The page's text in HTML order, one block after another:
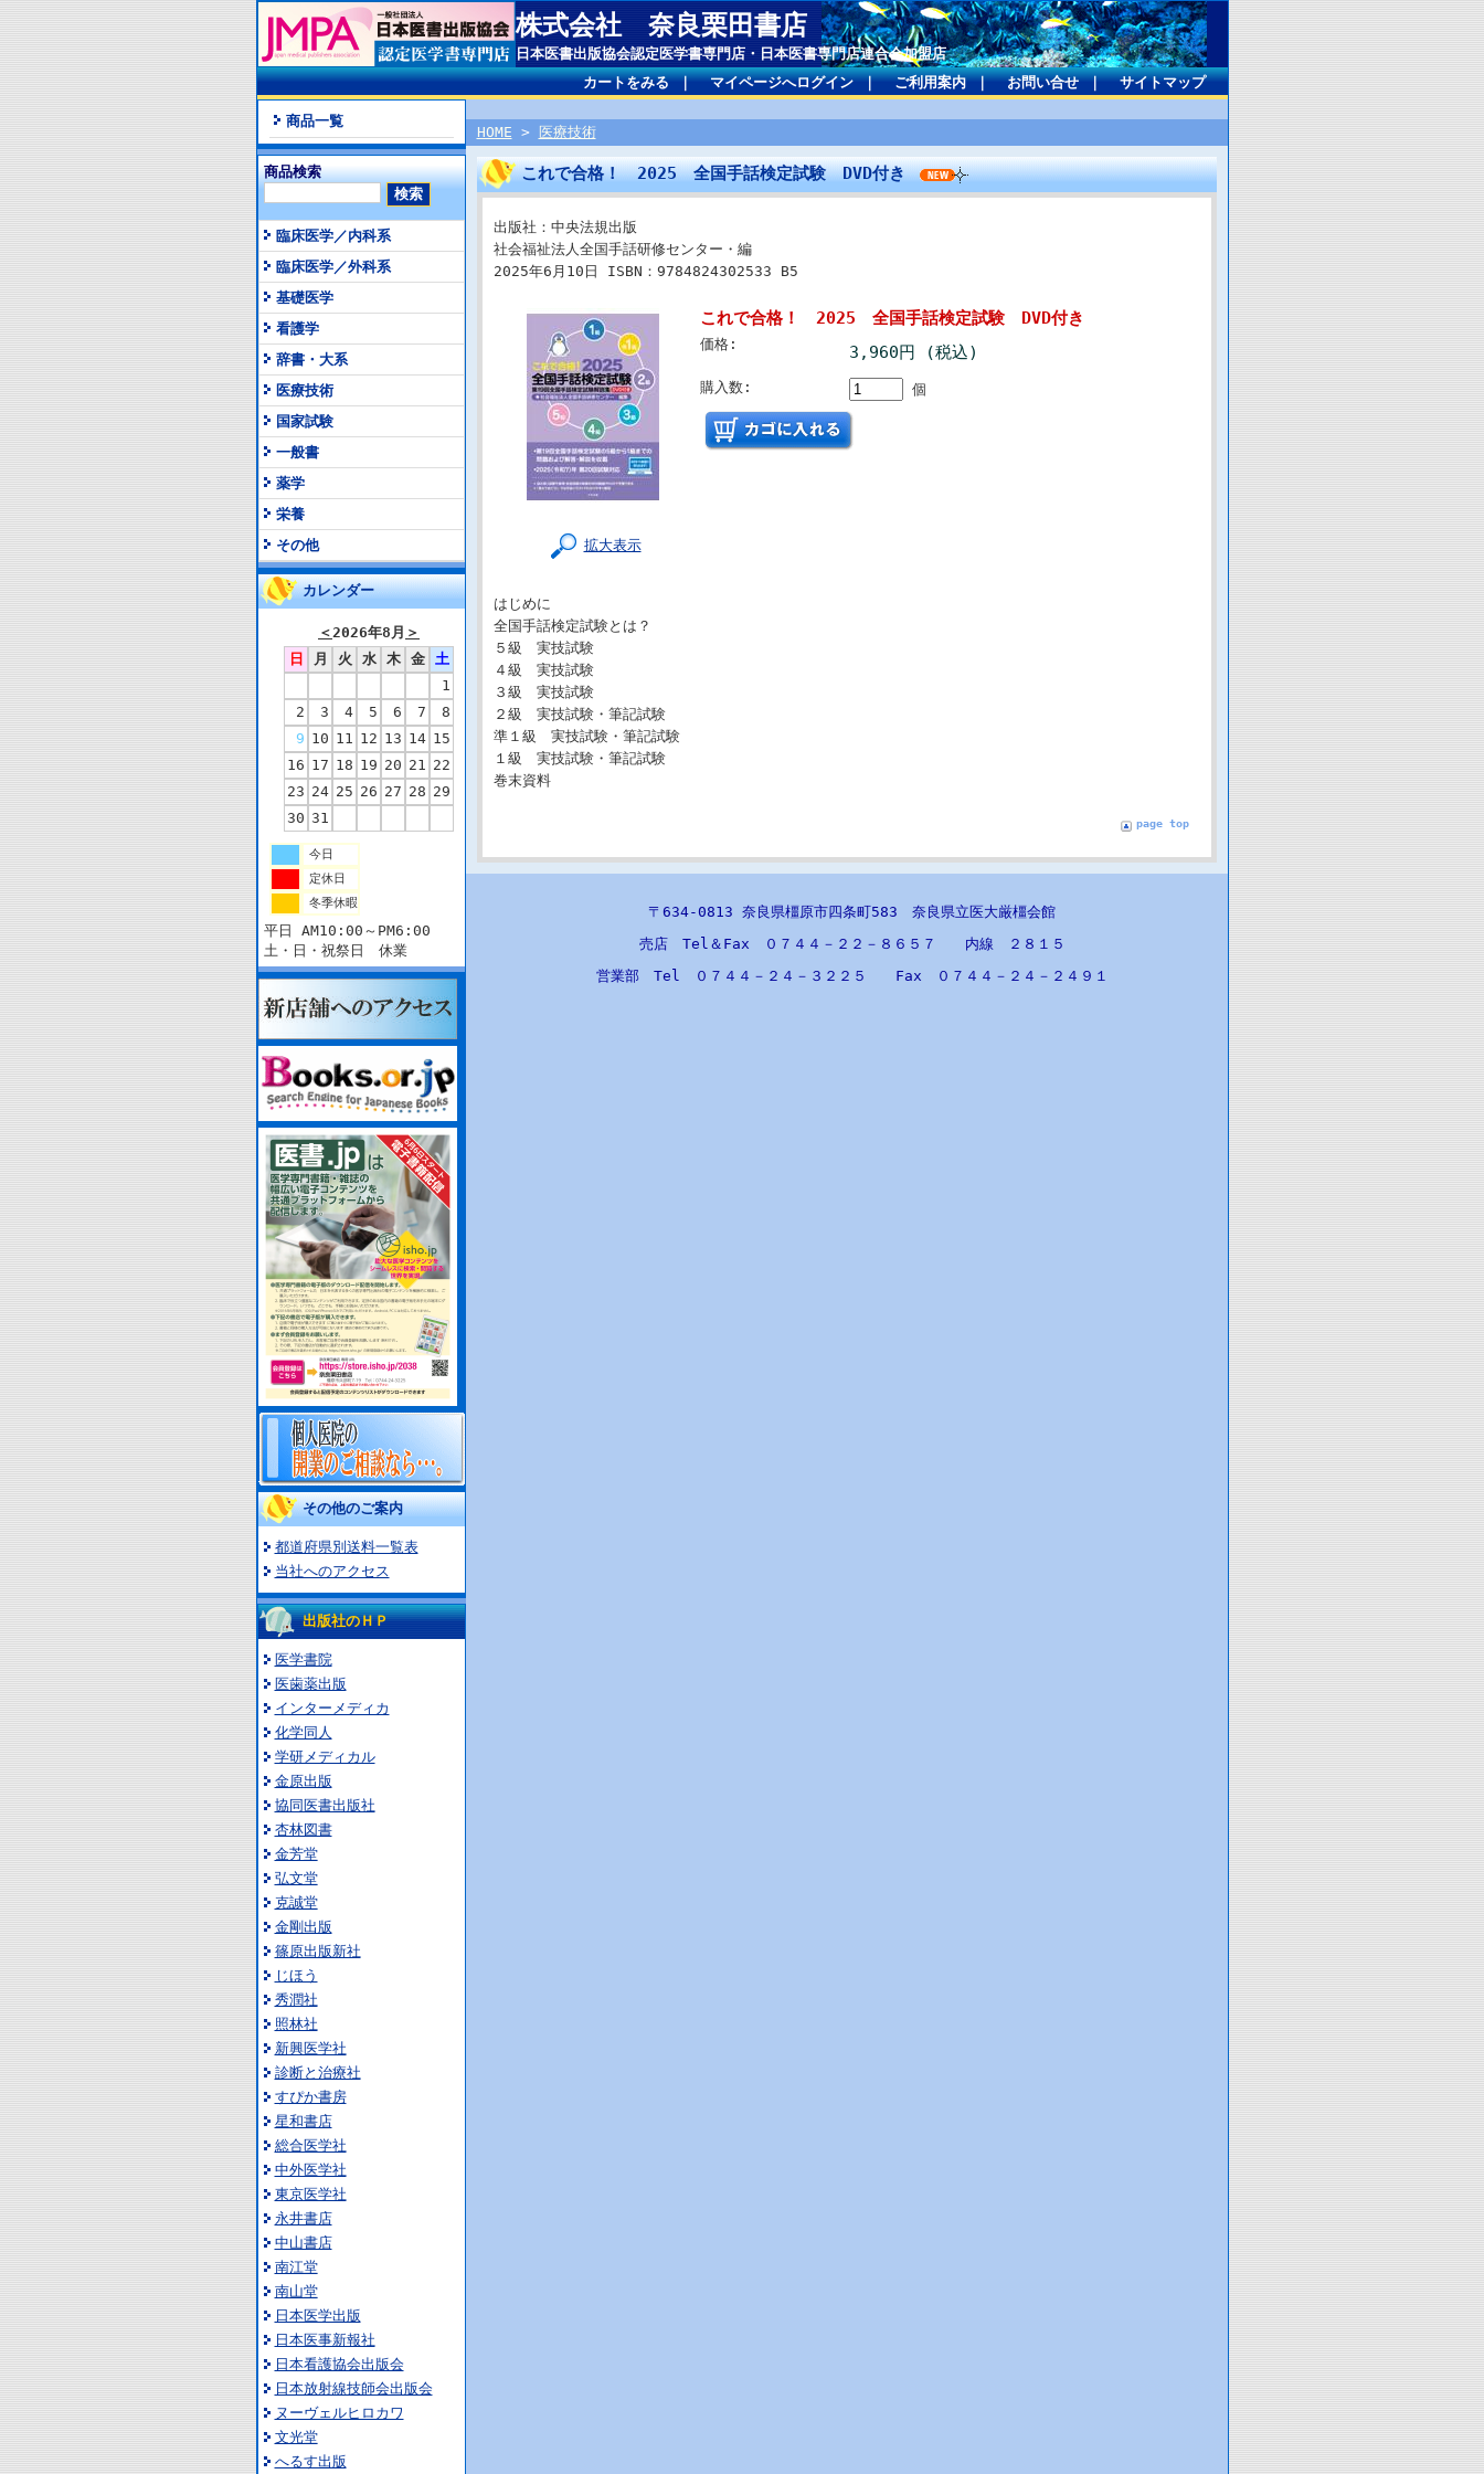
株式会社 奈良栗田書店
日本医書出版協会認定医学書専門店・日本医書専門店連合会加盟店
カートをみる｜ マイページへログイン｜ ご利用案内｜ お問い合せ｜ サイトマップ
商品一覧
商品検索
臨床医学／内科系
臨床医学／外科系
基礎医学
看護学
辞書・大系
医療技術
国家試験
一般書
薬学
栄養
その他
カレンダー
＜2026年8月 ＞
日
月 火 水 木 金
土
1
2
3 4 5 6 7
8
9 10 11 12 13 14 15
16 17 18 19 20 21 22
23 24 25 26 27 28 29
30 31
今日
定休日
冬季休暇
平日 AM10:00～PM6:00
土・日・祝祭日 休業
その他のご案内
都道府県別送料一覧表
当社へのアクセス
出版社のＨＰ
医学書院
医歯薬出版
インターメディカ
化学同人
学研メディカル
金原出版
協同医書出版社
杏林図書
金芳堂
弘文堂
克誠堂
金剛出版
篠原出版新社
じほう
秀潤社
照林社
新興医学社
診断と治療社
すぴか書房
星和書店
総合医学社
中外医学社
東京医学社
永井書店
中山書店
南江堂
南山堂
日本医学出版
日本医事新報社
日本看護協会出版会
日本放射線技師会出版会
ヌーヴェルヒロカワ
文光堂
へるす出版
HOME > 医療技術
これで合格！ 2025 全国手話検定試験 DVD付き
出版社：中央法規出版
社会福祉法人全国手話研修センター・編
2025年6月10日 ISBN：9784824302533 B5
拡大表示
これで合格！ 2025 全国手話検定試験 DVD付き
価格: 3,960円 (税込)
購入数: 個
はじめに
全国手話検定試験とは？
５級 実技試験
４級 実技試験
３級 実技試験
２級 実技試験・筆記試験
準１級 実技試験・筆記試験
１級 実技試験・筆記試験
巻末資料
page top
〒634-0813 奈良県橿原市四条町583 奈良県立医大厳橿会館
売店 Tel＆Fax ０７４４－２２－８６５７ 内線 ２８１５
営業部 Tel ０７４４－２４－３２２５ Fax ０７４４－２４－２４９１